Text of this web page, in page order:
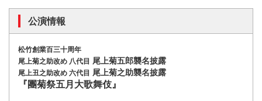
公演情報
松竹創業百三十周年
尾上菊之助改め 八代目 尾上菊五郎襲名披露
尾上丑之助改め 六代目 尾上菊之助襲名披露
『團菊祭五月大歌舞伎』